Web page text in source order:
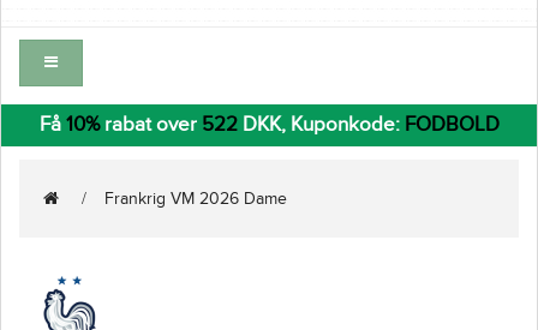
Få 10%rabat over 522DKK, Kuponkode: FODBOLD
Frankrig VM 2026 Dame